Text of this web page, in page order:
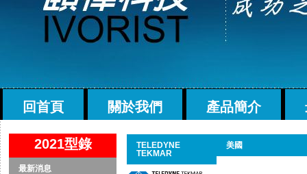
回首頁 關於我們 產品簡介
2021型錄
最新消息
TELEDYNE
TEKMAR
美國